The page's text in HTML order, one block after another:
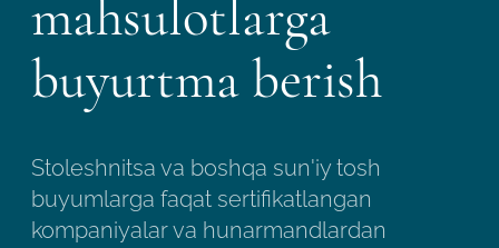
mahsulotlarga
buyurtma berish
Stoleshnitsa va boshqa sun'iy tosh
buyumlarga faqat sertifikatlangan
kompaniyalar va hunarmandlardan